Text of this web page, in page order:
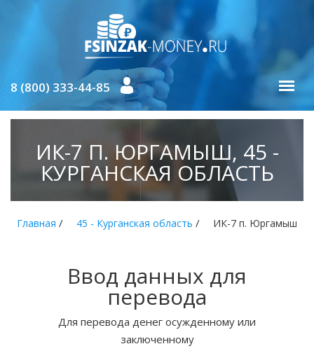
8 (800) 333-44-85
ИК-7 П. ЮРГАМЫШ, 45 -
КУРГАНСКАЯ ОБЛАСТЬ
Главная / 45 - Курганская область / ИК-7 п. Юргамыш
Ввод данных для
перевода
Для перевода денег осужденному или
заключенному